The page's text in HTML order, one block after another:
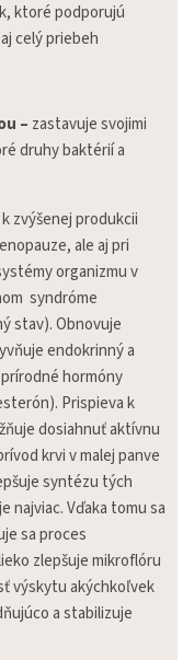
ktoré podporujú
celý priebeh
– zastavuje svojimi
druhy baktérií a
zvýšenej produkcii
ale aj pri
organizmu v
syndróme
stav). Obnovuje
endokrinný a
hormóny
Prispieva k
dosiahnuť aktívnu
krvi v malej panve
syntézu tých
Vďaka tomu sa
sa proces
zlepšuje mikroflóru
výskytu akýchkoľvek
a stabilizuje